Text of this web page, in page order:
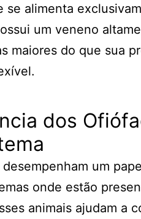
se alimenta
um veneno
maiores do que sua
dos
um
onde estão
animais ajudam a